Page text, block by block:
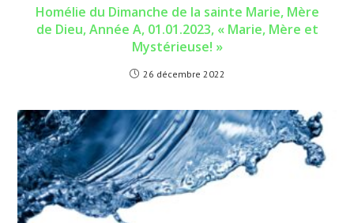
Homélie du Dimanche de la sainte Marie, Mère
de Dieu, Année A, 01.01.2023, « Marie, Mère et
Mystérieuse! »
26 décembre 2022